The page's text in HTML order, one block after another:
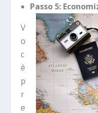
Passo 5:
V
o
c
ê
p
r
e